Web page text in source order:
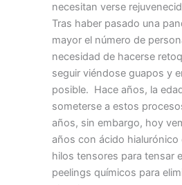
necesitan verse
Tras haber pasado una
mayor el número de
necesidad de hacerse
seguir viéndose guapos y
posible. Hace años, la
someterse a estos
años, sin embargo, hoy
años con ácido hialurónico
hilos tensores para tensar
peelings químicos para